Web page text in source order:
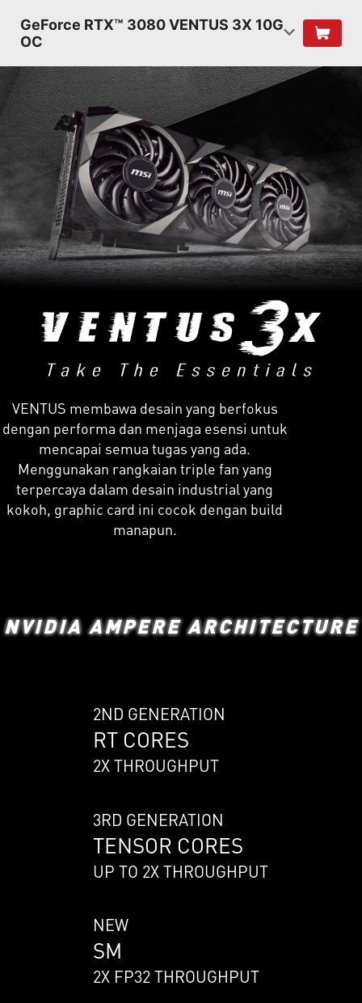
GeForce RTX™ 3080 VENTUS 3X 10G
OC
VENTUS membawa desain yang berfokus
dengan performa dan menjaga esensi untuk
mencapai semua tugas yang ada.
Menggunakan rangkaian triple fan yang
terpercaya dalam desain industrial yang
kokoh, graphic card ini cocok dengan build
manapun.
NVIDIA AMPERE ARCHITECTURE
2ND GENERATION
RT CORES
2X THROUGHPUT
3RD GENERATION
TENSOR CORES
UP TO 2X THROUGHPUT
NEW
SM
2X FP32 THROUGHPUT